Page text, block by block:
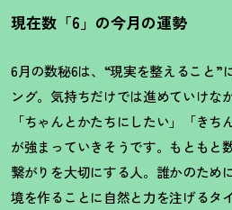
現在数「6」の今月の運勢
6月の数秘6は、“現実を整えること”
ング。気持ちだけでは進めていけな
「ちゃんとかたちにしたい」「き
が強まっていきそうです。もともと
繋がりを大切にする人。誰かのため
境を作ることに自然と力を注げるタ